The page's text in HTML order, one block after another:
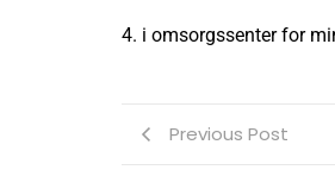
4. i omsorgssenter for
Previous Post